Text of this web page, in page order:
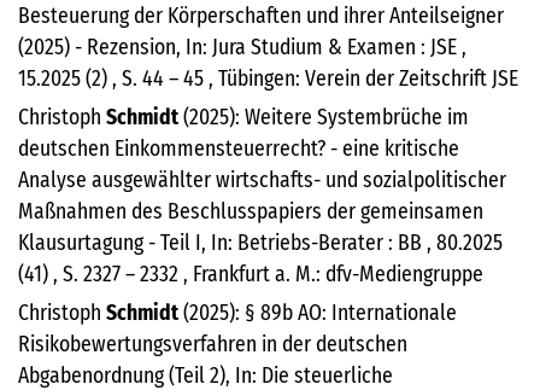
Besteuerung der Körperschaften und ihrer Anteilseigner
(2025) - Rezension, In: Jura Studium & Examen : JSE ,
15.2025 (2) , S. 44 – 45 , Tübingen: Verein der Zeitschrift JSE
Christoph Schmidt(2025): Weitere Systembrüche im
deutschen Einkommensteuerrecht? - eine kritische
Analyse ausgewählter wirtschafts- und sozialpolitischer
Maßnahmen des Beschlusspapiers der gemeinsamen
Klausurtagung - Teil I, In: Betriebs-Berater : BB , 80.2025
(41) , S. 2327 – 2332 , Frankfurt a. M.: dfv-Mediengruppe
Christoph Schmidt(2025): § 89b AO: Internationale
Risikobewertungsverfahren in der deutschen
Abgabenordnung (Teil 2), In: Die steuerliche